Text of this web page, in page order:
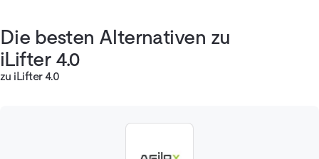
Die besten Alternativen zu
iLifter 4.0
zu iLifter 4.0